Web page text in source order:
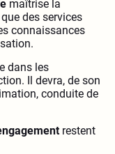
maîtrise la
des services
connaissances
dans les
Il devra, de son
conduite de
restent